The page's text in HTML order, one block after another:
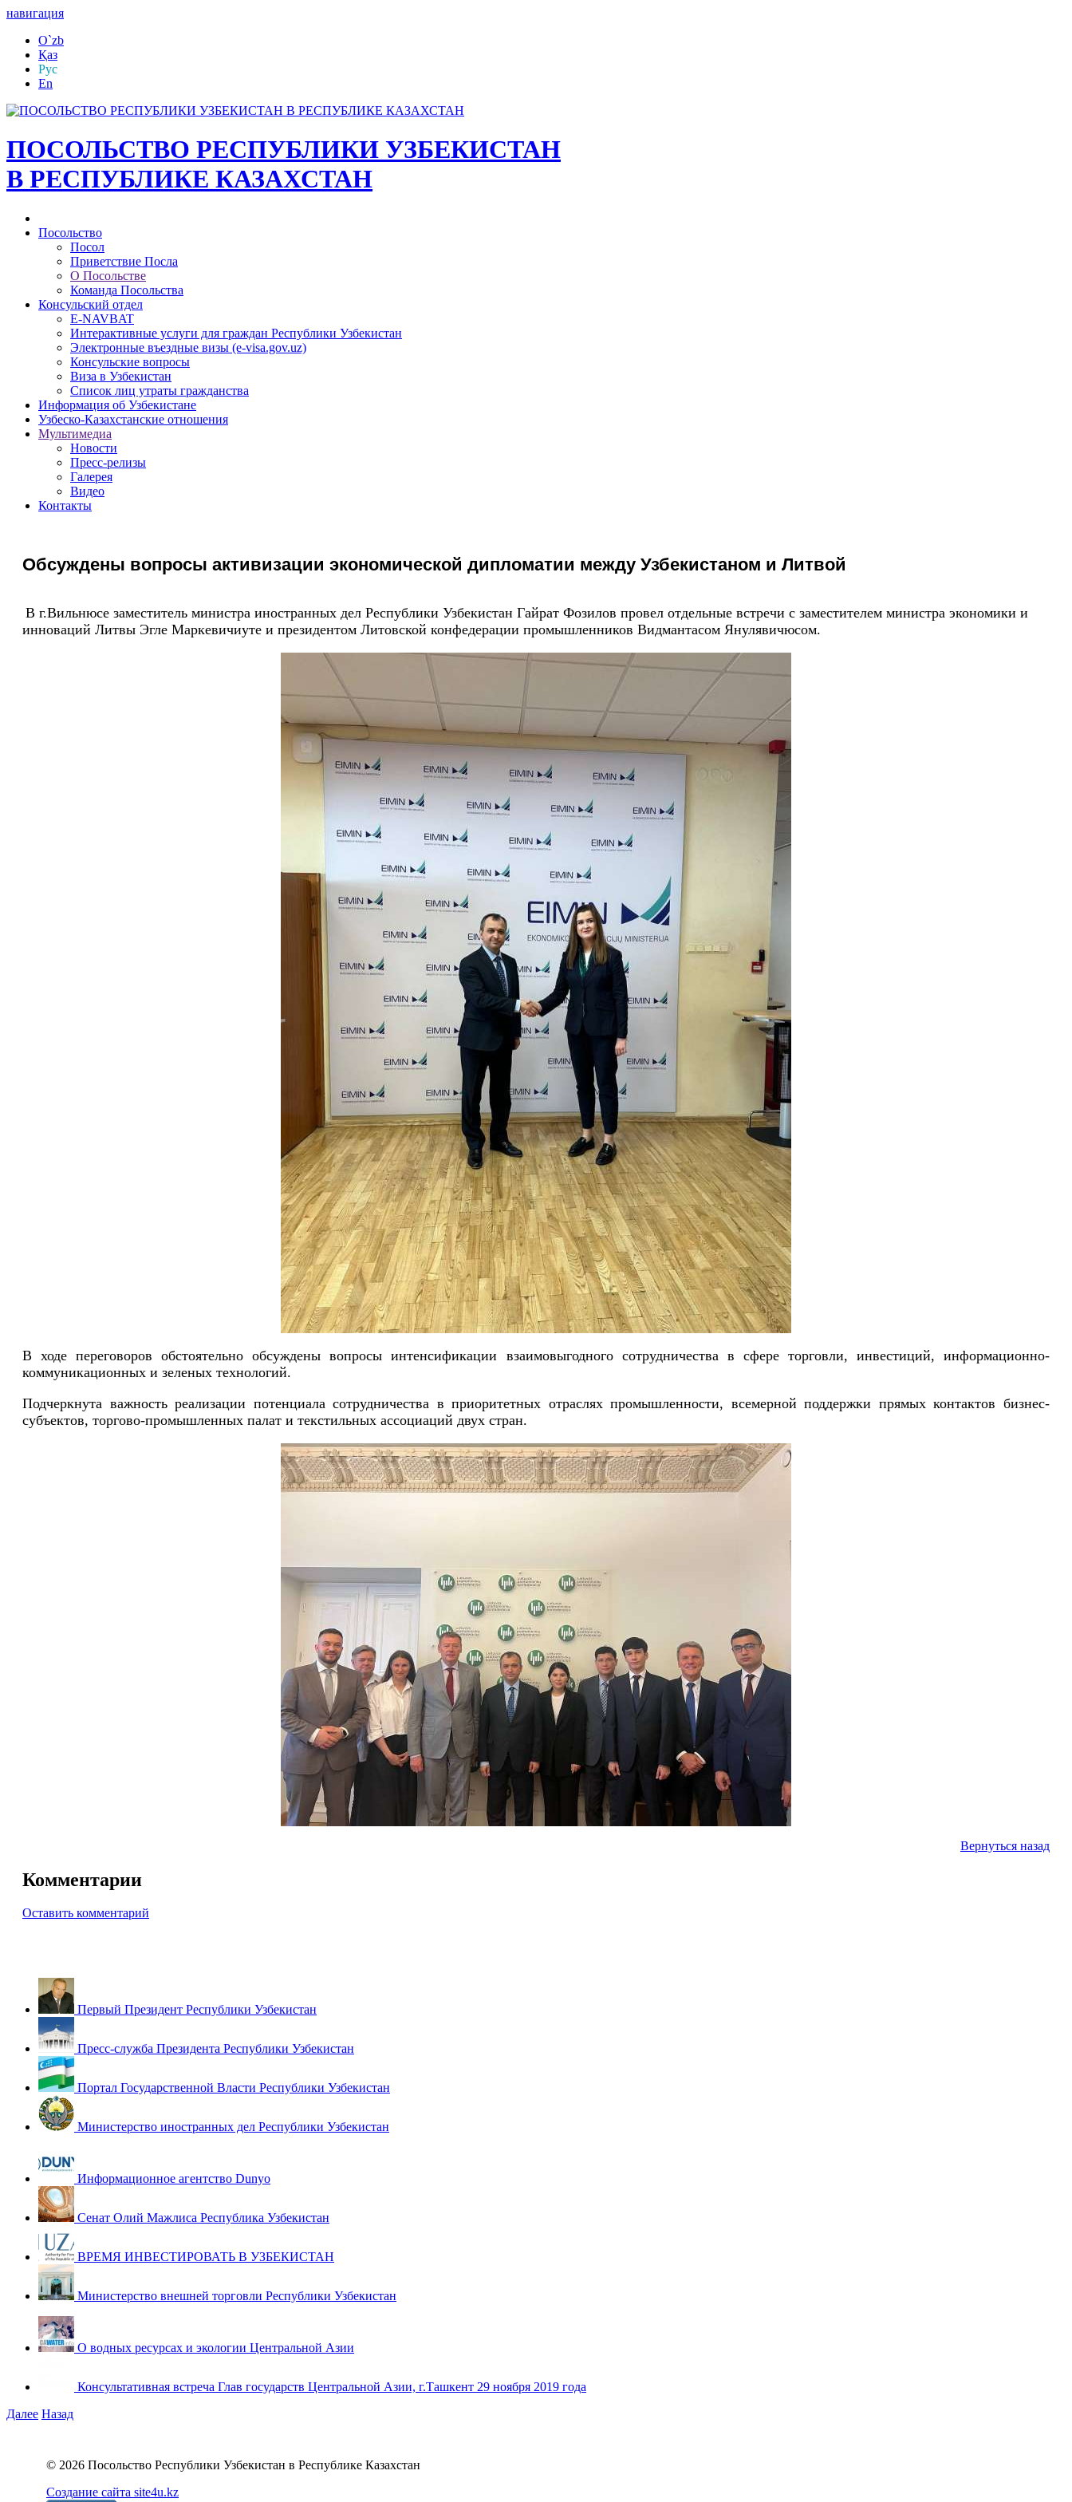
навигация
O`zb
Қаз
Рус
En
ПОСОЛЬСТВО РЕСПУБЛИКИ УЗБЕКИСТАН
В РЕСПУБЛИКЕ КАЗАХСТАН
Посольство
Посол
Приветствие Посла
О Посольстве
Команда Посольства
Консульский отдел
E-NAVBAT
Интерактивные услуги для граждан Республики Узбекистан
Электронные въездные визы (e-visa.gov.uz)
Консульские вопросы
Виза в Узбекистан
Список лиц утраты гражданства
Информация об Узбекистане
Узбеско-Казахстанские отношения
Мультимедиа
Новости
Пресс-релизы
Галерея
Видео
Контакты
Обсуждены вопросы активизации экономической дипломатии между Узбекистаном и Литвой
В г.Вильнюсе заместитель министра иностранных дел Республики Узбекистан Гайрат Фозилов провел отдельные встречи с заместителем министра экономики и
инноваций Литвы Эгле Маркевичиуте и президентом Литовской конфедерации промышленников Видмантасом Янулявичюсом.
В ходе переговоров обстоятельно обсуждены вопросы интенсификации взаимовыгодного сотрудничества в сфере торговли, инвестиций, информационно-
коммуникационных и зеленых технологий.
Подчеркнута важность реализации потенциала сотрудничества в приоритетных отраслях промышленности, всемерной поддержки прямых контактов бизнес-
субъектов, торгово-промышленных палат и текстильных ассоциаций двух стран.
Вернуться назад
Комментарии
Оставить комментарий
Первый Президент Республики Узбекистан
Пресс-служба Президента Республики Узбекистан
Портал Государственной Власти Республики Узбекистан
Министерство иностранных дел Республики Узбекистан
Информационное агентство Dunyo
Сенат Олий Мажлиса Республика Узбекистан
ВРЕМЯ ИНВЕСТИРОВАТЬ В УЗБЕКИСТАН
Министерство внешней торговли Республики Узбекистан
О водных ресурсах и экологии Центральной Азии
Консультативная встреча Глав государств Центральной Азии, г.Ташкент 29 ноября 2019 года
Далее Назад
© 2026 Посольство Республики Узбекистан в Республике Казахстан
Создание сайта site4u.kz